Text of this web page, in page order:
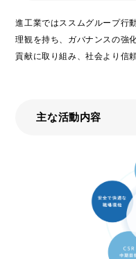
チップ抵抗器の賢い使い方
高周波チップ部品の賢い
製品技術レポート
進工業ではススムグループ行
理観を持ち、ガバナンスの強
貢献に取り組み、社会より信
主な活動内容